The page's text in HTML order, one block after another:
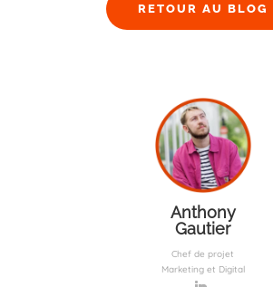
RETOUR AU BLOG
Anthony
Gautier
Chef de projet
Marketing et Digital